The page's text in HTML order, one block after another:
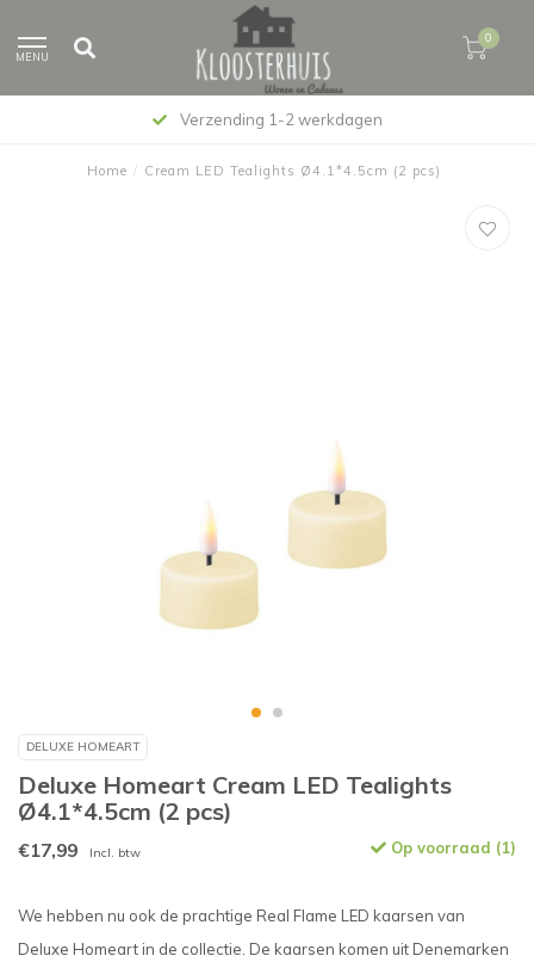
MENU
0
Verzending 1-2 werkdagen
Home / Cream LED Tealights Ø4.1*4.5cm (2 pcs)
DELUXE HOMEART
Deluxe Homeart Cream LED Tealights
Ø4.1*4.5cm (2 pcs)
€17,99 Incl. btw Op voorraad (1)
We hebben nu ook de prachtige Real Flame LED kaarsen van
Deluxe Homeart in de collectie. De kaarsen komen uit Denemarken